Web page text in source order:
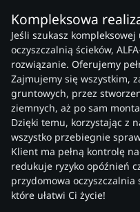
Kompleksowa
Jeśli szukasz
oczyszczalnią ścieków,
rozwiązanie. Oferujemy
Zajmujemy się wszystkim,
gruntowych, przez
ziemnych, aż po sam
Dzięki temu, korzystając z
wszystko przebiegnie
Klient ma pełną kontrolę
redukuje ryzyko opóźnień
przydomowa
które ułatwi Ci życie!